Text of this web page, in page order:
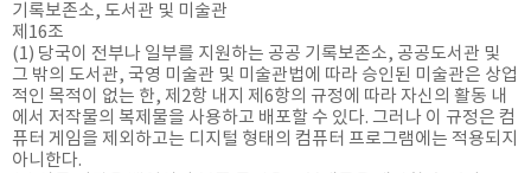
기록보존소, 도서관 및 미술관
제16조
(1) 당국이 전부나 일부를 지원하는 공공 기록보존소, 공공도서관 및
그 밖의 도서관, 국영 미술관 및 미술관법에 따라 승인된 미술관은 상업
적인 목적이 없는 한, 제2항 내지 제6항의 규정에 따라 자신의 활동 내
에서 저작물의 복제물을 사용하고 배포할 수 있다. 그러나 이 규정은 컴
퓨터 게임을 제외하고는 디지털 형태의 컴퓨터 프로그램에는 적용되지
아니한다.